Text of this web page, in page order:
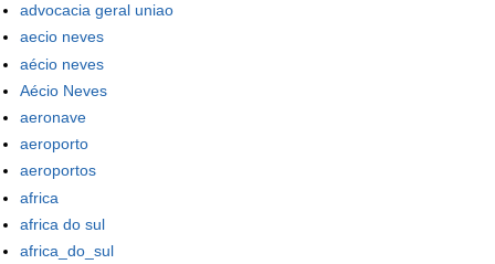
advocacia geral uniao
aecio neves
aécio neves
Aécio Neves
aeronave
aeroporto
aeroportos
africa
africa do sul
africa_do_sul